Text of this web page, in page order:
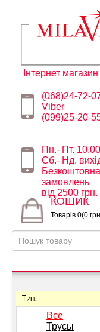
Інтернет
(068)24-72-
Viber
(099)25-20-
Пн.- Пт.
Сб.- Нд.
замовлень
від 2500 грн.
КОШИК
Товарів 0(0
Тип:
Все
Трусы